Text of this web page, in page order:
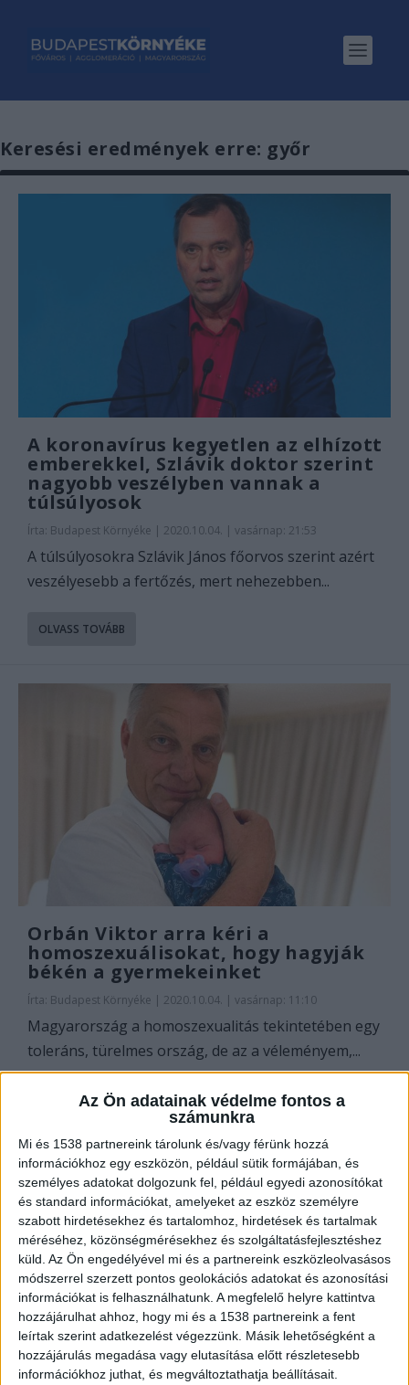
Az Ön adatainak védelme fontos a
számunkra
Mi és 1538 partnereink tárolunk és/vagy férünk hozzá
információkhoz egy eszközön, például sütik formájában, és
személyes adatokat dolgozunk fel, például egyedi azonosítókat
és standard információkat, amelyeket az eszköz személyre
szabott hirdetésekhez és tartalomhoz, hirdetések és tartalmak
méréséhez, közönségmérésekhez és szolgáltatásfejlesztéshez
küld. Az Ön engedélyével mi és a partnereink eszközleolvasásos
módszerrel szerzett pontos geolokációs adatokat és azonosítási
információkat is felhasználhatunk. A megfelelő helyre kattintva
hozzájárulhat ahhoz, hogy mi és a 1538 partnereink a fent
leírtak szerint adatkezelést végezzünk. Másik lehetőségként a
hozzájárulás megadása vagy elutasítása előtt részletesebb
információkhoz juthat, és megváltoztathatja beállításait.
Keresési eredmények erre: győr
A koronavírus kegyetlen az elhízott
emberekkel, Szlávik doktor szerint
nagyobb veszélyben vannak a
túlsúlyosok
Írta: Budapest Környéke | 2020.10.04. | vasárnap: 21:53
A túlsúlyosokra Szlávik János főorvos szerint azért
veszélyesebb a fertőzés, mert nehezebben...
OLVASS TOVÁBB
Orbán Viktor arra kéri a
homoszexuálisokat, hogy hagyják
békén a gyermekeinket
Írta: Budapest Környéke | 2020.10.04. | vasárnap: 11:10
Magyarország a homoszexualitás tekintetében egy
toleráns, türelmes ország, de az a véleményem,...
OLVASS TOVÁBB